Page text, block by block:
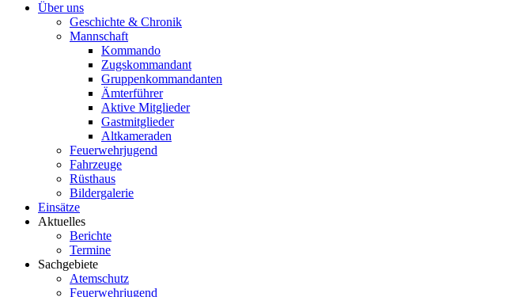
Über uns
Geschichte & Chronik
Mannschaft
Kommando
Zugskommandant
Gruppenkommandanten
Ämterführer
Aktive Mitglieder
Gastmitglieder
Altkameraden
Feuerwehrjugend
Fahrzeuge
Rüsthaus
Bildergalerie
Einsätze
Aktuelles
Berichte
Termine
Sachgebiete
Atemschutz
Feuerwehrjugend